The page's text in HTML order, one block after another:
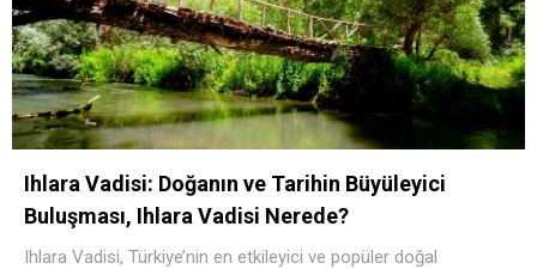
Ihlara Vadisi: Doğanın ve Tarihin Büyüleyici
Buluşması, Ihlara Vadisi Nerede?
Ihlara Vadisi, Türkiye’nin en etkileyici ve popüler doğal